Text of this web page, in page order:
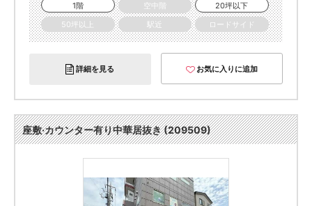
1階
空中階
20坪以下
50坪以上
駅近 ロードサイド
詳細を見る お気に入りに追加
座敷·カウンター有り中華居抜き (209509)